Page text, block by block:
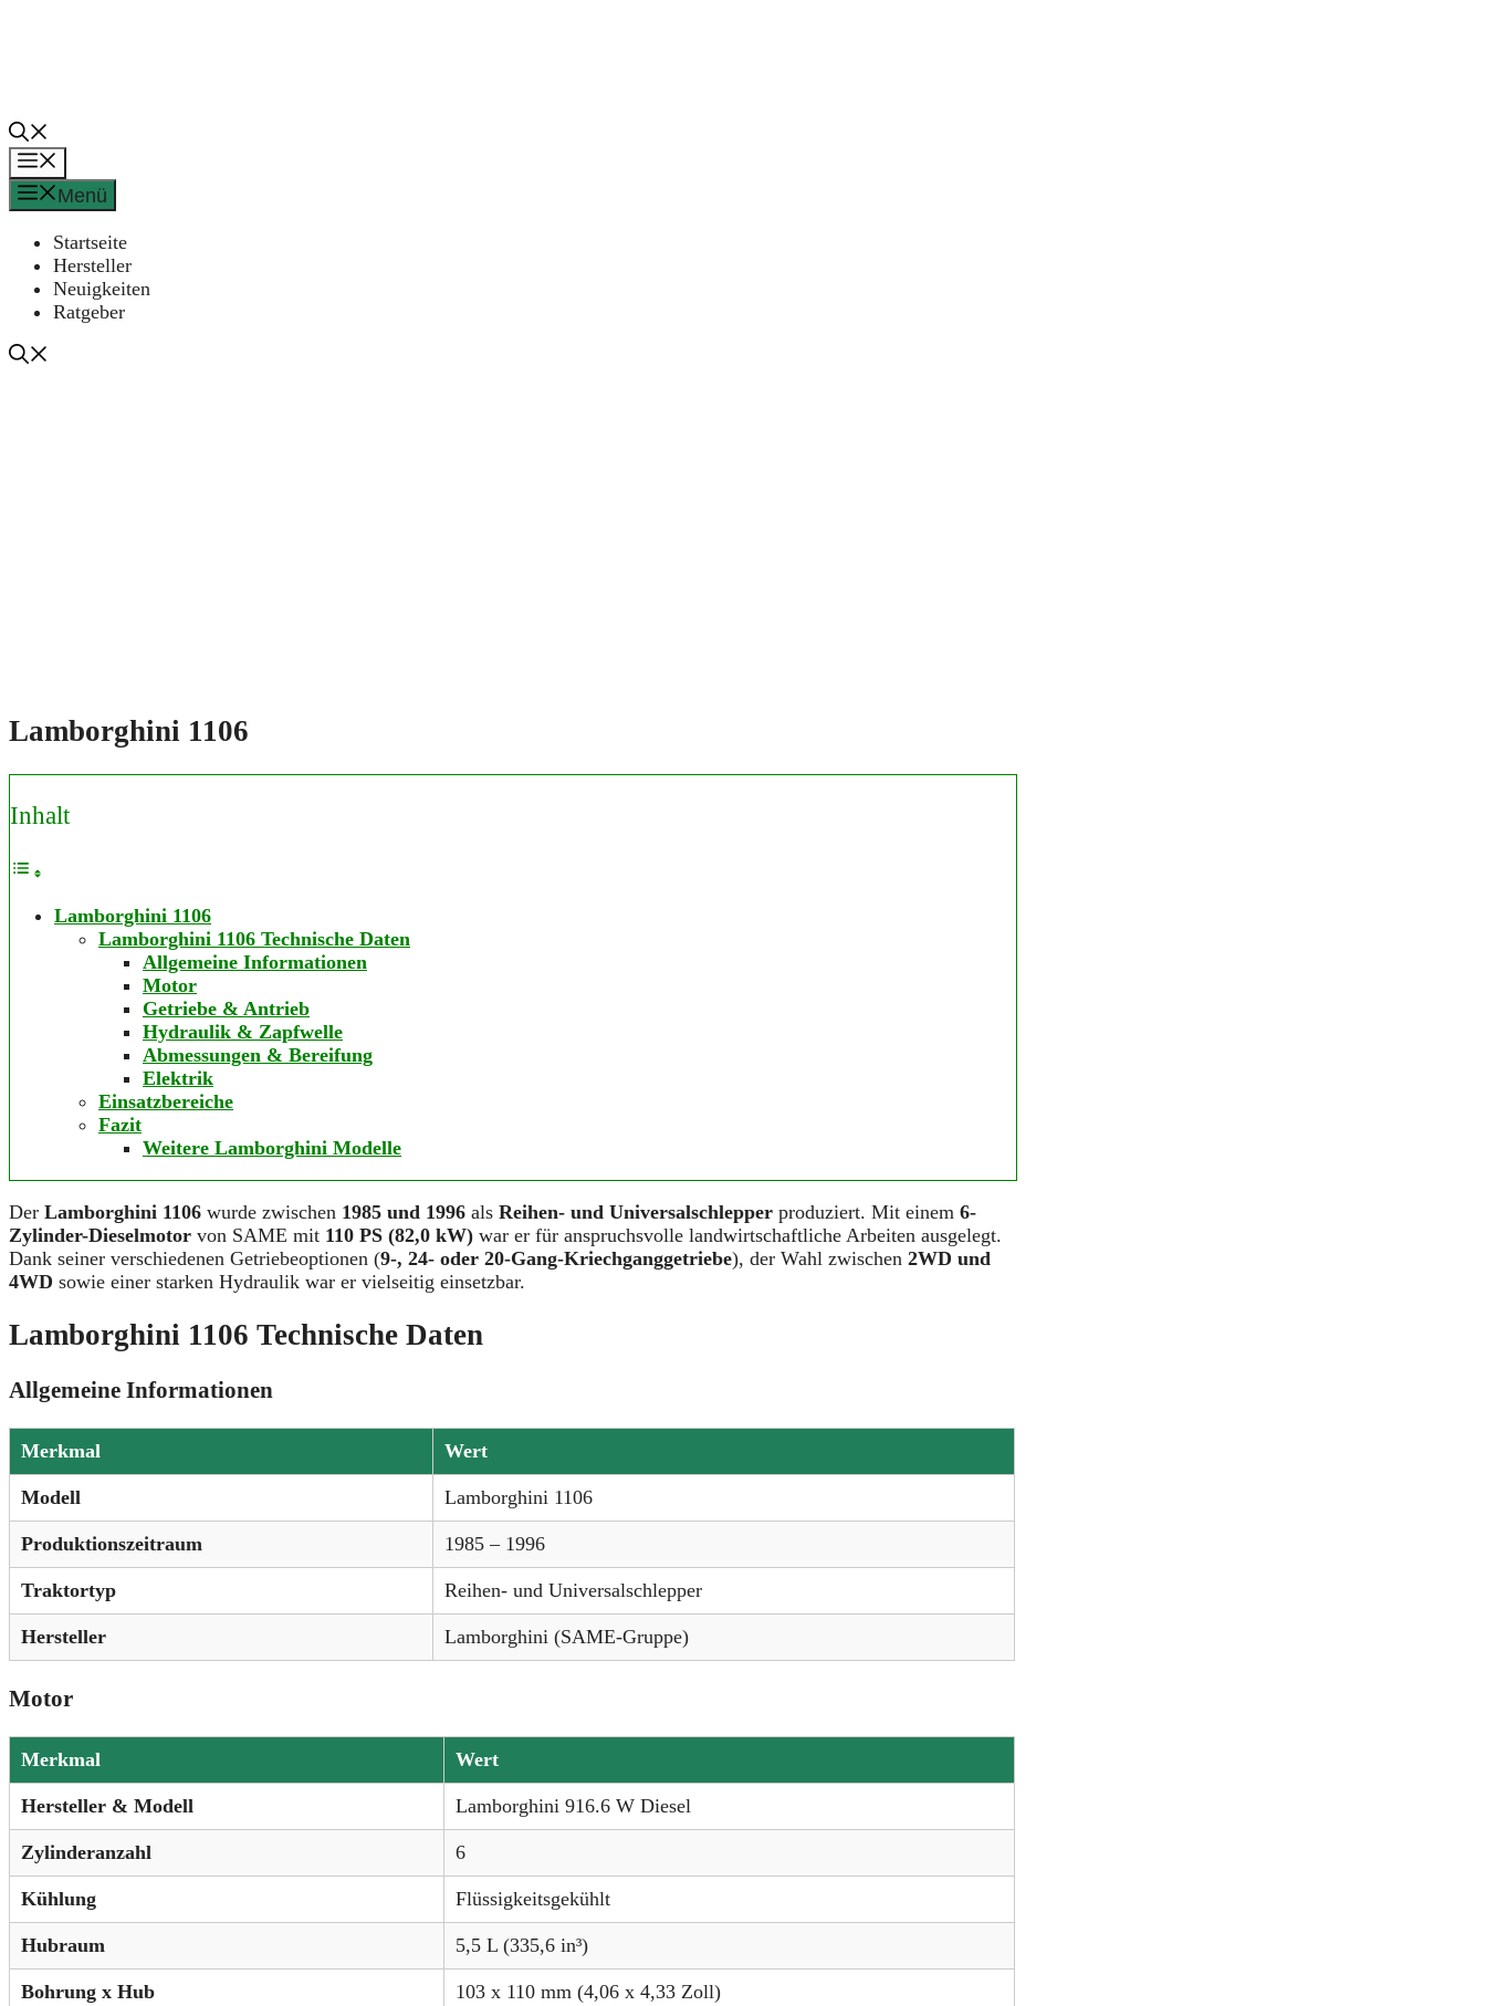
Menü
Startseite
Hersteller
Neuigkeiten
Ratgeber
Lamborghini 1106
Inhalt
Lamborghini 1106
Lamborghini 1106 Technische Daten
Allgemeine Informationen
Motor
Getriebe & Antrieb
Hydraulik & Zapfwelle
Abmessungen & Bereifung
Elektrik
Einsatzbereiche
Fazit
Weitere Lamborghini Modelle
Der Lamborghini 1106 wurde zwischen 1985 und 1996 als Reihen- und Universalschlepper produziert. Mit einem 6-
Zylinder-Dieselmotor von SAME mit 110 PS (82,0 kW) war er für anspruchsvolle landwirtschaftliche Arbeiten ausgelegt.
Dank seiner verschiedenen Getriebeoptionen (9-, 24- oder 20-Gang-Kriechganggetriebe), der Wahl zwischen 2WD und
4WD sowie einer starken Hydraulik war er vielseitig einsetzbar.
Lamborghini 1106 Technische Daten
Allgemeine Informationen
Merkmal Wert
Modell Lamborghini 1106
Produktionszeitraum 1985 – 1996
Traktortyp Reihen- und Universalschlepper
Hersteller Lamborghini (SAME-Gruppe)
Motor
Merkmal Wert
Hersteller & Modell Lamborghini 916.6 W Diesel
Zylinderanzahl 6
Kühlung Flüssigkeitsgekühlt
Hubraum 5,5 L (335,6 in³)
Bohrung x Hub 103 x 110 mm (4,06 x 4,33 Zoll)